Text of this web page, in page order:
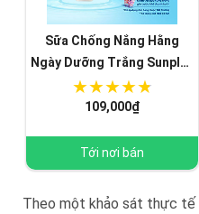
Sữa Chống Nắng Hằng
Ngày Dưỡng Trắng Sunplay
Skin Aqua Clear White SPF
50+, PA++++ (25g)
109,000₫
Tới nơi bán
Theo một khảo sát thực tế